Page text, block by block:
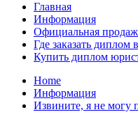
Главная
Информация
Официальная
Где заказать диплом
Купить диплом
Home
Информация
Извините, я не могу